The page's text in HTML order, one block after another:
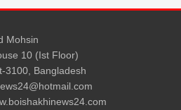
Mohsin
10 (Ist Floor)
3100, Bangladesh